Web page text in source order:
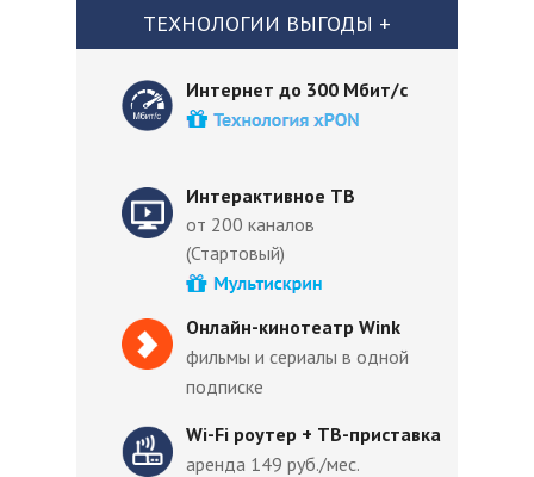
ТЕХНОЛОГИИ ВЫГОДЫ +
Wi-Fi роутер + ТВ-приставка
аренда 149 руб./мес.
Онлайн-кинотеатр Wink
фильмы и сериалы в одной
подписке
Интернет до 300 Мбит/с
Интерактивное ТВ
от 200 каналов
(Стартовый)